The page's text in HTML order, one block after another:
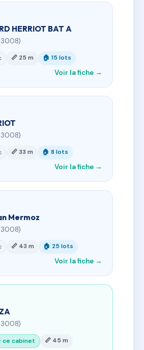
HERRIOT BAT A
📏 25 m 🏠 15 lots
Voir la fiche →
📏 33 m 🏠 8 lots
Voir la fiche →
Mermoz
📏 43 m 🏠 25 lots
Voir la fiche →
ce cabinet
📏 45 m